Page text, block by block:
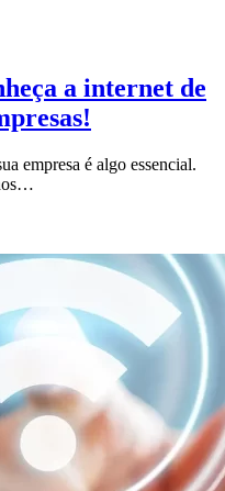
a internet de
empresa é algo essencial.